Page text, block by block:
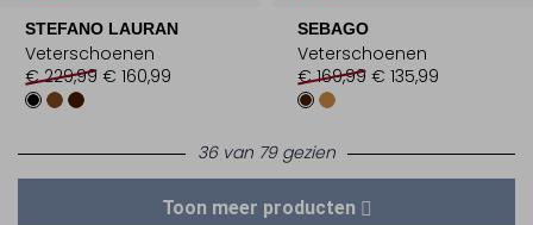
STEFANO LAURAN
Veterschoenen
€ 229,99 € 160,99
SEBAGO
Veterschoenen
€ 169,99 € 135,99
36 van 79 gezien
Toon meer producten